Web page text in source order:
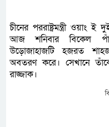
চীনের পররাষ্ট্রমন্ত্রী ওয়াং
আজ শনিবার বিকেল
উড়োজাহাজটি হজরত
অবতরণ করে। সেখানে
রাজ্জাক।